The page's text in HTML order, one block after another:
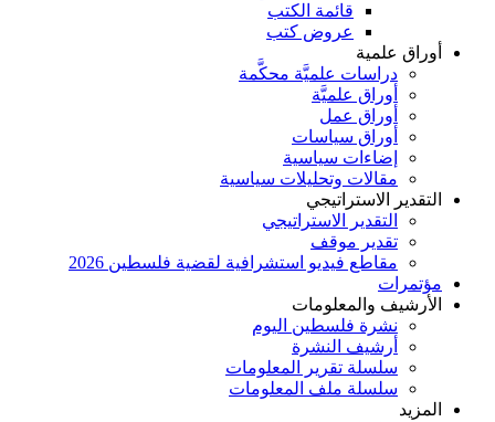
قائمة الكتب
عروض كتب
أوراق علمية
دراسات علميَّة محكَّمة
أوراق علميَّة
أوراق عمل
أوراق سياسات
إضاءات سياسية
مقالات وتحليلات سياسية
التقدير الاستراتيجي
التقدير الاستراتيجي
تقدير موقف
مقاطع فيديو استشرافية لقضية فلسطين 2026
مؤتمرات
الأرشيف والمعلومات
نشرة فلسطين اليوم
أرشيف النشرة
سلسلة تقرير المعلومات
سلسلة ملف المعلومات
المزيد